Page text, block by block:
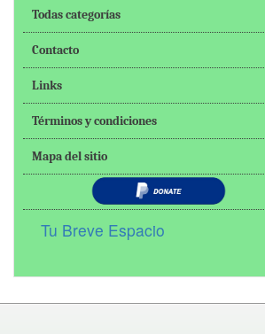
Todas categorías
Contacto
Links
Términos y condiciones
Mapa del sitio
Tu Breve Espacio